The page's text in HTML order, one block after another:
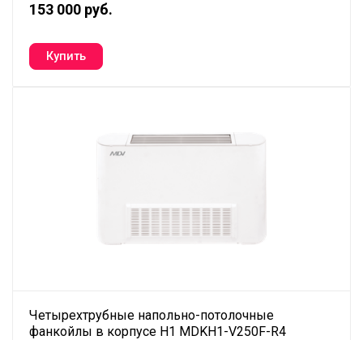
153 000 руб.
Четырехтрубные напольно-потолочные
фанкойлы в корпусе H1 MDKH1-V250F-R4